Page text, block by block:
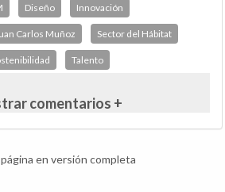
Diseño Innovación
Carlos Muñoz Sector del Hábitat
Talento
comentarios +
en versión completa